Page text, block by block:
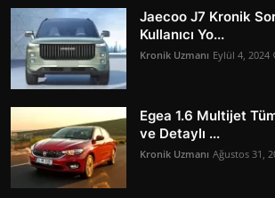
Jaecoo J7 Kronik
Kullanıcı Yo...
Kronik Uzmanı Eylül 4, 2024
Egea 1.6 Multijet
ve Detaylı ...
Kronik Uzmanı Ağustos 31,